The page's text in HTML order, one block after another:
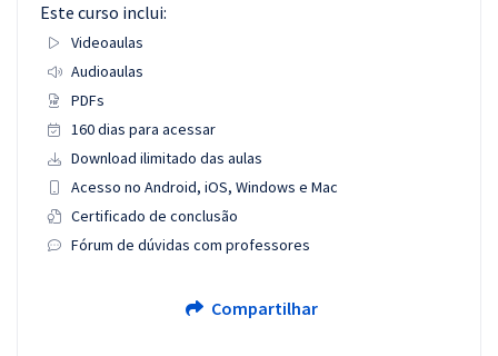
Este curso inclui:
Videoaulas
Audioaulas
PDFs
160 dias para acessar
Download ilimitado das aulas
Acesso no Android, iOS, Windows e Mac
Certificado de conclusão
Fórum de dúvidas com professores
Compartilhar